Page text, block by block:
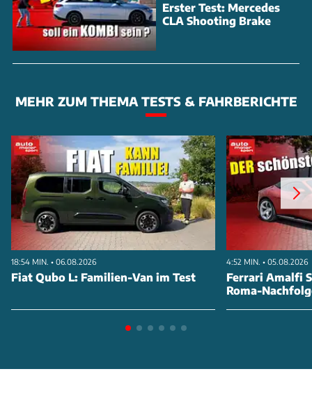
Erster Test: Mercedes
CLA Shooting Brake
MEHR ZUM THEMA TESTS & FAHRBERICHTE
18:54 MIN. • 06.08.2026
Fiat Qubo L: Familien-Van im Test
4:52 MIN. • 05.08.2026
Ferrari Amalfi
Roma-